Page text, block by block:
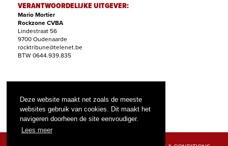
Deze website maakt net zoals de meeste
websites gebruik van cookies. Dit maakt het
navigeren doorheen de site eenvoudiger.
Lees meer
VERANTWOORDELIJKE UITGEVER:
Mario Mortier
Rockzone CVBA
Lindestraat 56
9700 Oudenaarde
rocktribune@telenet.be
BTW 0644.939.835
Filip Nollet
abonnementen@rock-tribune.com